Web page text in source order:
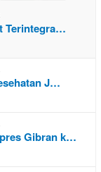
Terintegra…
J…
Gibran k…